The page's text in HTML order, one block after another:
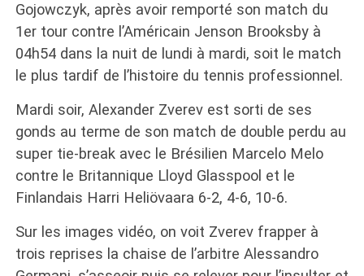
Gojowczyk, après avoir remporté son match du
1er tour contre l’Américain Jenson Brooksby à
04h54 dans la nuit de lundi à mardi, soit le match
le plus tardif de l’histoire du tennis professionnel.
Mardi soir, Alexander Zverev est sorti de ses
gonds au terme de son match de double perdu au
super tie-break avec le Brésilien Marcelo Melo
contre le Britannique Lloyd Glasspool et le
Finlandais Harri Heliövaara 6-2, 4-6, 10-6.
Sur les images vidéo, on voit Zverev frapper à
trois reprises la chaise de l’arbitre Alessandro